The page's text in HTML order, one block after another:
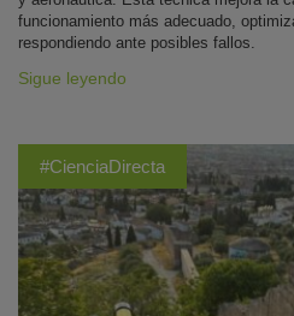
funcionamiento más adecuado,
respondiendo ante posibles fallos.
Sigue leyendo
#CienciaDirecta